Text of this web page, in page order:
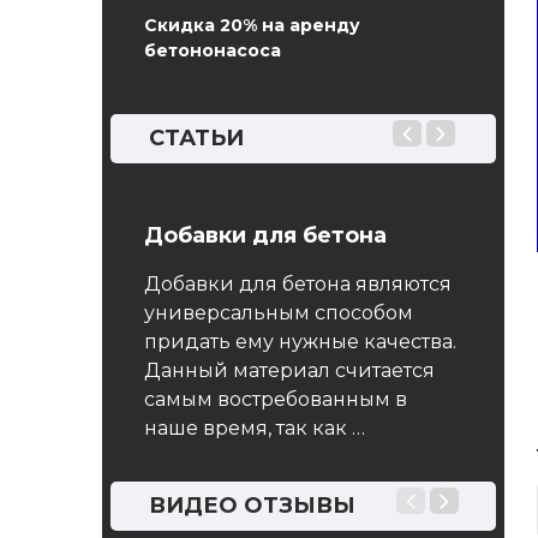
Скидка 20% на аренду
бетононасоса
СТАТЬИ
цементном
Добавки для бетона
Добавки для бетона являются
универсальным способом
придать ему нужные качества.
Данный материал считается
самым востребованным в
наше время, так как …
ВИДЕО ОТЗЫВЫ